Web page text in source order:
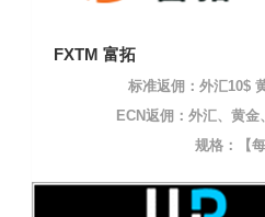
FXTM 富拓
标准返佣：外汇10$
ECN返佣：外汇、黄
规格：【每